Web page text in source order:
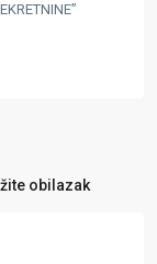
obilazak